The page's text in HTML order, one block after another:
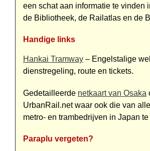
een schat aan informatie te vinden
de Bibliotheek, de Railatlas en de
Handige links
Hankai Tramway – Engelstalige
dienstregeling, route en tickets.
Gedetailleerde netkaart van Osaka
UrbanRail.net waar ook die van
metro- en trambedrijven in Japan
Paraplu vergeten?